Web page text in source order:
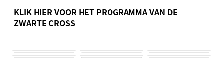
KLIK HIER VOOR HET PROGRAMMA VAN DE
ZWARTE CROSS